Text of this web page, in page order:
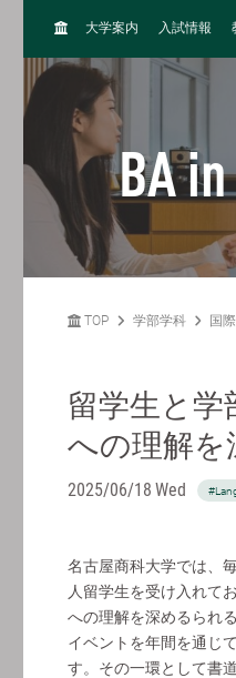
H
大学案内 入試情報
BA
TOP 学部学科 国
留学生と学
への理解を
2025/06/18 Wed
名古屋商科大学では、
人留学生を受け入れて
への理解を深めるられ
イベントを年間を通じ
す。その一環として書